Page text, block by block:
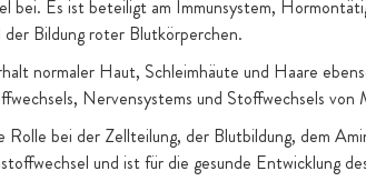
bei. Es ist beteiligt am Immunsystem,
Bildung roter Blutkörperchen.
normaler Haut, Schleimhäute und Haare
Nervensystems und Stoffwechsels von
Rolle bei der Zellteilung, der Blutbildung, dem
und ist für die gesunde Entwicklung